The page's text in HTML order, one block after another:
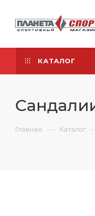
КАТАЛОГ
Главная — Каталог